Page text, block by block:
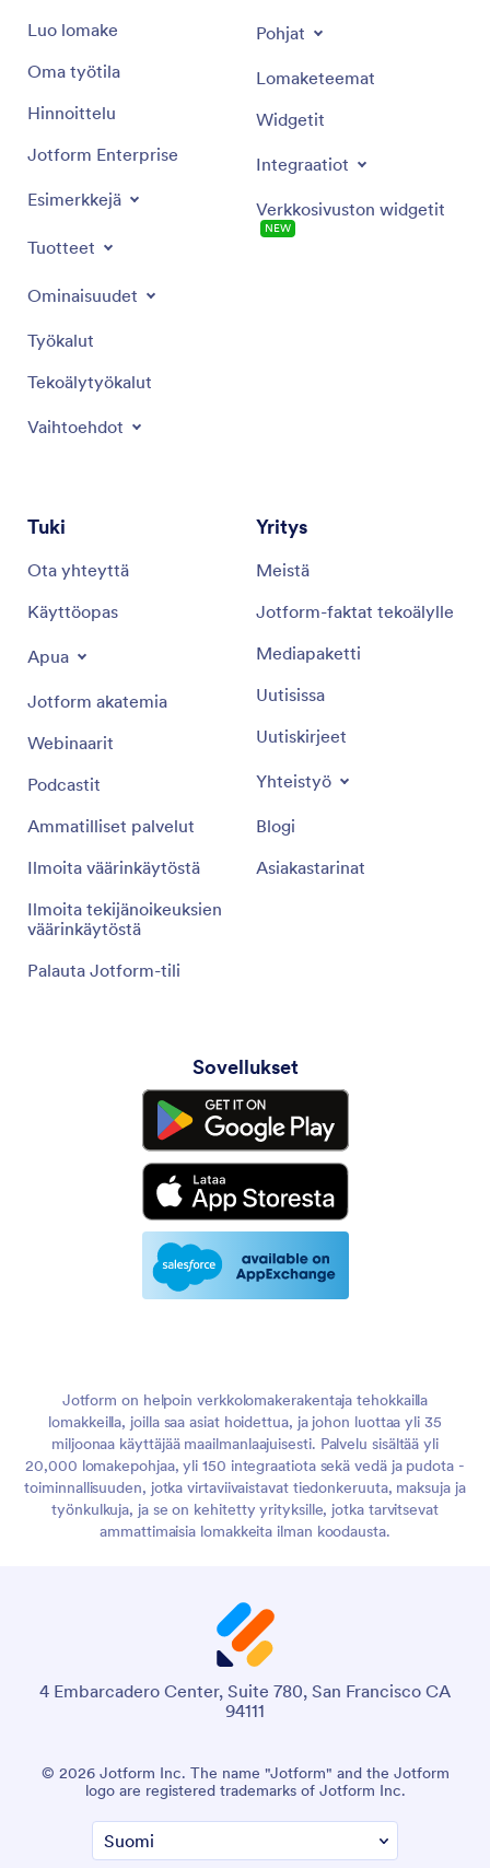
Luo lomake
Oma työtila
Hinnoittelu
Jotform Enterprise
Esimerkkejä
Tuotteet
Ominaisuudet
Työkalut
Tekoälytyökalut
Vaihtoehdot
Pohjat
Lomaketeemat
Widgetit
Integraatiot
Verkkosivuston widgetit
NEW
Tuki
Ota yhteyttä
Käyttöopas
Apua
Jotform akatemia
Webinaarit
Podcastit
Ammatilliset palvelut
Ilmoita väärinkäytöstä
Ilmoita tekijänoikeuksien
väärinkäytöstä
Palauta Jotform-tili
Yritys
Meistä
Jotform-faktat tekoälylle
Mediapaketti
Uutisissa
Uutiskirjeet
Yhteistyö
Blogi
Asiakastarinat
Sovellukset
Jotform on helpoin verkkolomakerakentaja tehokkailla
lomakkeilla, joilla saa asiat hoidettua, ja johon luottaa yli 35
miljoonaa käyttäjää maailmanlaajuisesti. Palvelu sisältää yli
20,000 lomakepohjaa, yli 150 integraatiota sekä vedä ja pudota -
toiminnallisuuden, jotka virtaviivaistavat tiedonkeruuta, maksuja ja
työnkulkuja, ja se on kehitetty yrityksille, jotka tarvitsevat
ammattimaisia lomakkeita ilman koodausta.
4 Embarcadero Center, Suite 780, San Francisco CA
94111
© 2026 Jotform Inc. The name "Jotform" and the Jotform
logo are registered trademarks of Jotform Inc.